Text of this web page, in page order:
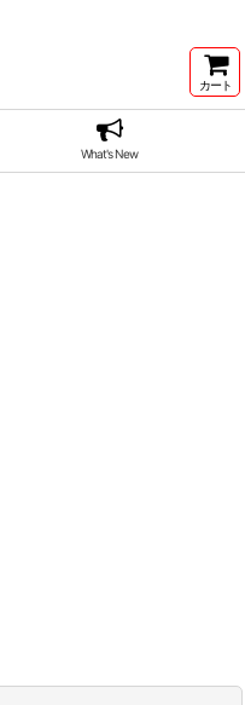
カート
What's New